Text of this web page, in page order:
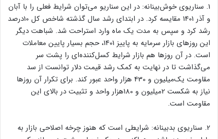
1. سناریوی خوش‌بینانه: در این سناریو می‌توان شرایط فعلی را با آبان
و آذر 1401 مقایسه کرد. در ابتدای رشد سال گذشته شاخص کل 10درصد
رشد کرد و سپس به مدت یک ماه وارد استراحت شد. شباهت دیگر
این روزهای بازار سرمایه به پاییز 1401، حجم بسیار پایین معاملات
است. در آن روزها هم بازار شرایط کسل‌کننده‌ای را پشت سر
می‌گذاشت تا در نهایت به کمک رشد قیمت دلار توانست از سد
مقاومت یک‌میلیون و 430 هزار واحد عبور کند. برای تکرار آن روزها
نیاز به شکست 2میلیون و 180هزار واحد و تثبیت در بالای این
مقاومت است.
2. سناریوی بدبینانه: شرایطی است که هنوز چرخه اصلاحی بازار به